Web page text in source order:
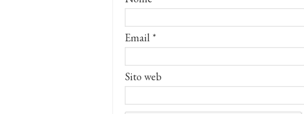
Email *
Sito web